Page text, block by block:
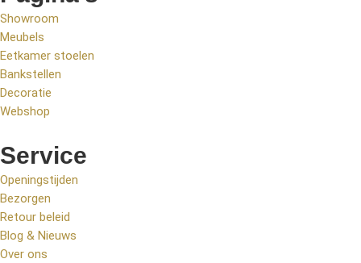
Showroom
Meubels
Eetkamer stoelen
Bankstellen
Decoratie
Webshop
Service
Openingstijden
Bezorgen
Retour beleid
Blog & Nieuws
Over ons